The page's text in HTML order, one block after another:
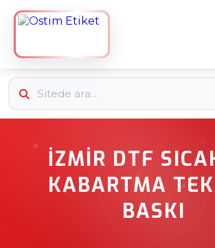
İZMIR DTF
KABARTMA
BASKI